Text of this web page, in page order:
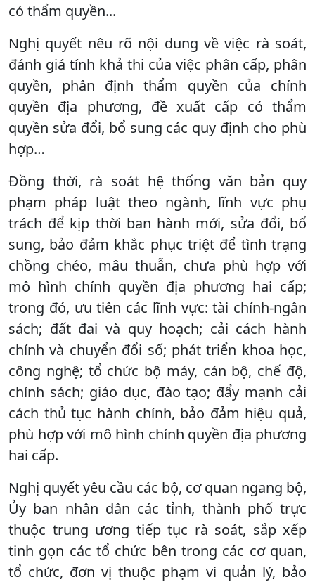
có thẩm quyền...
Nghị quyết nêu rõ nội dung về việc rà soát,
đánh giá tính khả thi của việc phân cấp, phân
quyền, phân định thẩm quyền của chính
quyền địa phương, đề xuất cấp có thẩm
quyền sửa đổi, bổ sung các quy định cho phù
hợp…
Đồng thời, rà soát hệ thống văn bản quy
phạm pháp luật theo ngành, lĩnh vực phụ
trách để kịp thời ban hành mới, sửa đổi, bổ
sung, bảo đảm khắc phục triệt để tình trạng
chồng chéo, mâu thuẫn, chưa phù hợp với
mô hình chính quyền địa phương hai cấp;
trong đó, ưu tiên các lĩnh vực: tài chính-ngân
sách; đất đai và quy hoạch; cải cách hành
chính và chuyển đổi số; phát triển khoa học,
công nghệ; tổ chức bộ máy, cán bộ, chế độ,
chính sách; giáo dục, đào tạo; đẩy mạnh cải
cách thủ tục hành chính, bảo đảm hiệu quả,
phù hợp với mô hình chính quyền địa phương
hai cấp.
Nghị quyết yêu cầu các bộ, cơ quan ngang bộ,
Ủy ban nhân dân các tỉnh, thành phố trực
thuộc trung ương tiếp tục rà soát, sắp xếp
tinh gọn các tổ chức bên trong các cơ quan,
tổ chức, đơn vị thuộc phạm vi quản lý, bảo